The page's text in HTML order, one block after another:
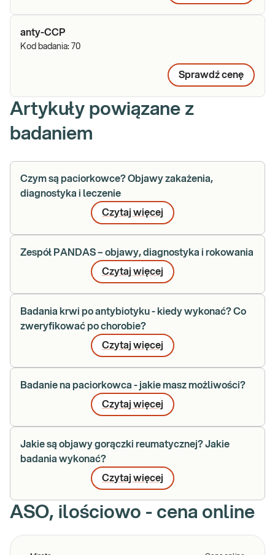
anty-CCP
Kod badania: 70
Sprawdź cenę
Artykuły powiązane z
badaniem
Czym są paciorkowce? Objawy zakażenia,
diagnostyka i leczenie
Czytaj więcej
Zespół PANDAS – objawy, diagnostyka i rokowania
Czytaj więcej
Badania krwi po antybiotyku - kiedy wykonać? Co
zweryfikować po chorobie?
Czytaj więcej
Badanie na paciorkowca - jakie masz możliwości?
Czytaj więcej
Jakie są objawy gorączki reumatycznej? Jakie
badania wykonać?
Czytaj więcej
ASO, ilościowo - cena online